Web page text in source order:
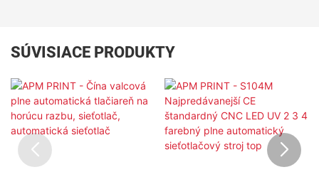
SÚVISIACE PRODUKTY